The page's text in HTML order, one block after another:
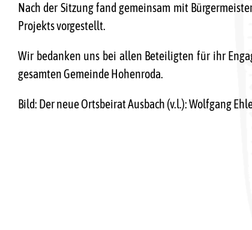
Nach der Sitzung fand gemeinsam mit
Projekts vorgestellt.
Wir bedanken uns bei allen Beteiligten für ihr
gesamten Gemeinde Hohenroda.
Bild: Der neue Ortsbeirat Ausbach (v.l.): Wolfgang